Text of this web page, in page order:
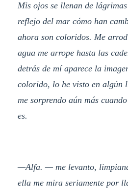
Mis ojos se llenan de
reflejo del mar cómo han
ahora son coloridos. Me
agua me arrope hasta las
detrás de mí aparece la
colorido, lo he visto en algún
me sorprendo aún más
es.
—Alfa. — me levanto,
ella me mira seriamente por